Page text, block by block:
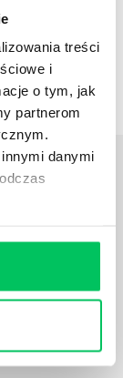
treści
i
o tym, jak
partnerom
danymi